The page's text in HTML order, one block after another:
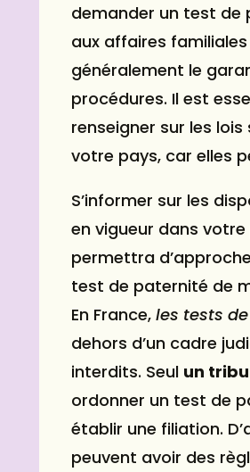
demander un test de
aux affaires
généralement le
procédures. Il est
renseigner sur les
votre pays, car elles
S’informer sur les
en vigueur dans
permettra
test de paternité de
En France, les tests
dehors d’un cadre
interdits. Seul un
ordonner un test de
établir une filiation.
peuvent avoir des